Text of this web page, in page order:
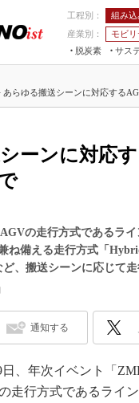
工程別： 組み
産業別：
モビリ
脱炭素
サス
つながる工場AI×設備保全
あらゆる搬送シーンに対応する
ーンに対応
の走行方式であるラ
ね備える走行方式「
、搬送シーンに応じて
通知する
、年次イベント「
走行方式であるライ